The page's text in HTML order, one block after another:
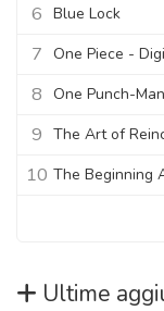
6 Blue Lock
7 One Piece -
8 One Punch-Man
9 The Art of
10 The Beginning
Ultime